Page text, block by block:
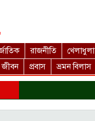
রাজনীতি খেলাধুলা
জীবন প্রবাস ভ্রমন বিলাস